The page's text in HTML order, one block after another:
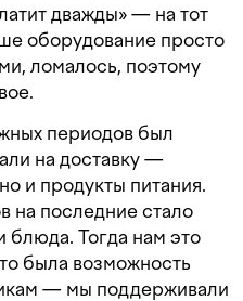
дважды» — на тот
оборудование просто
ломалось, поэтому
периодов был
на доставку —
и продукты питания.
на последние стало
Тогда нам это
была возможность
— мы поддерживали